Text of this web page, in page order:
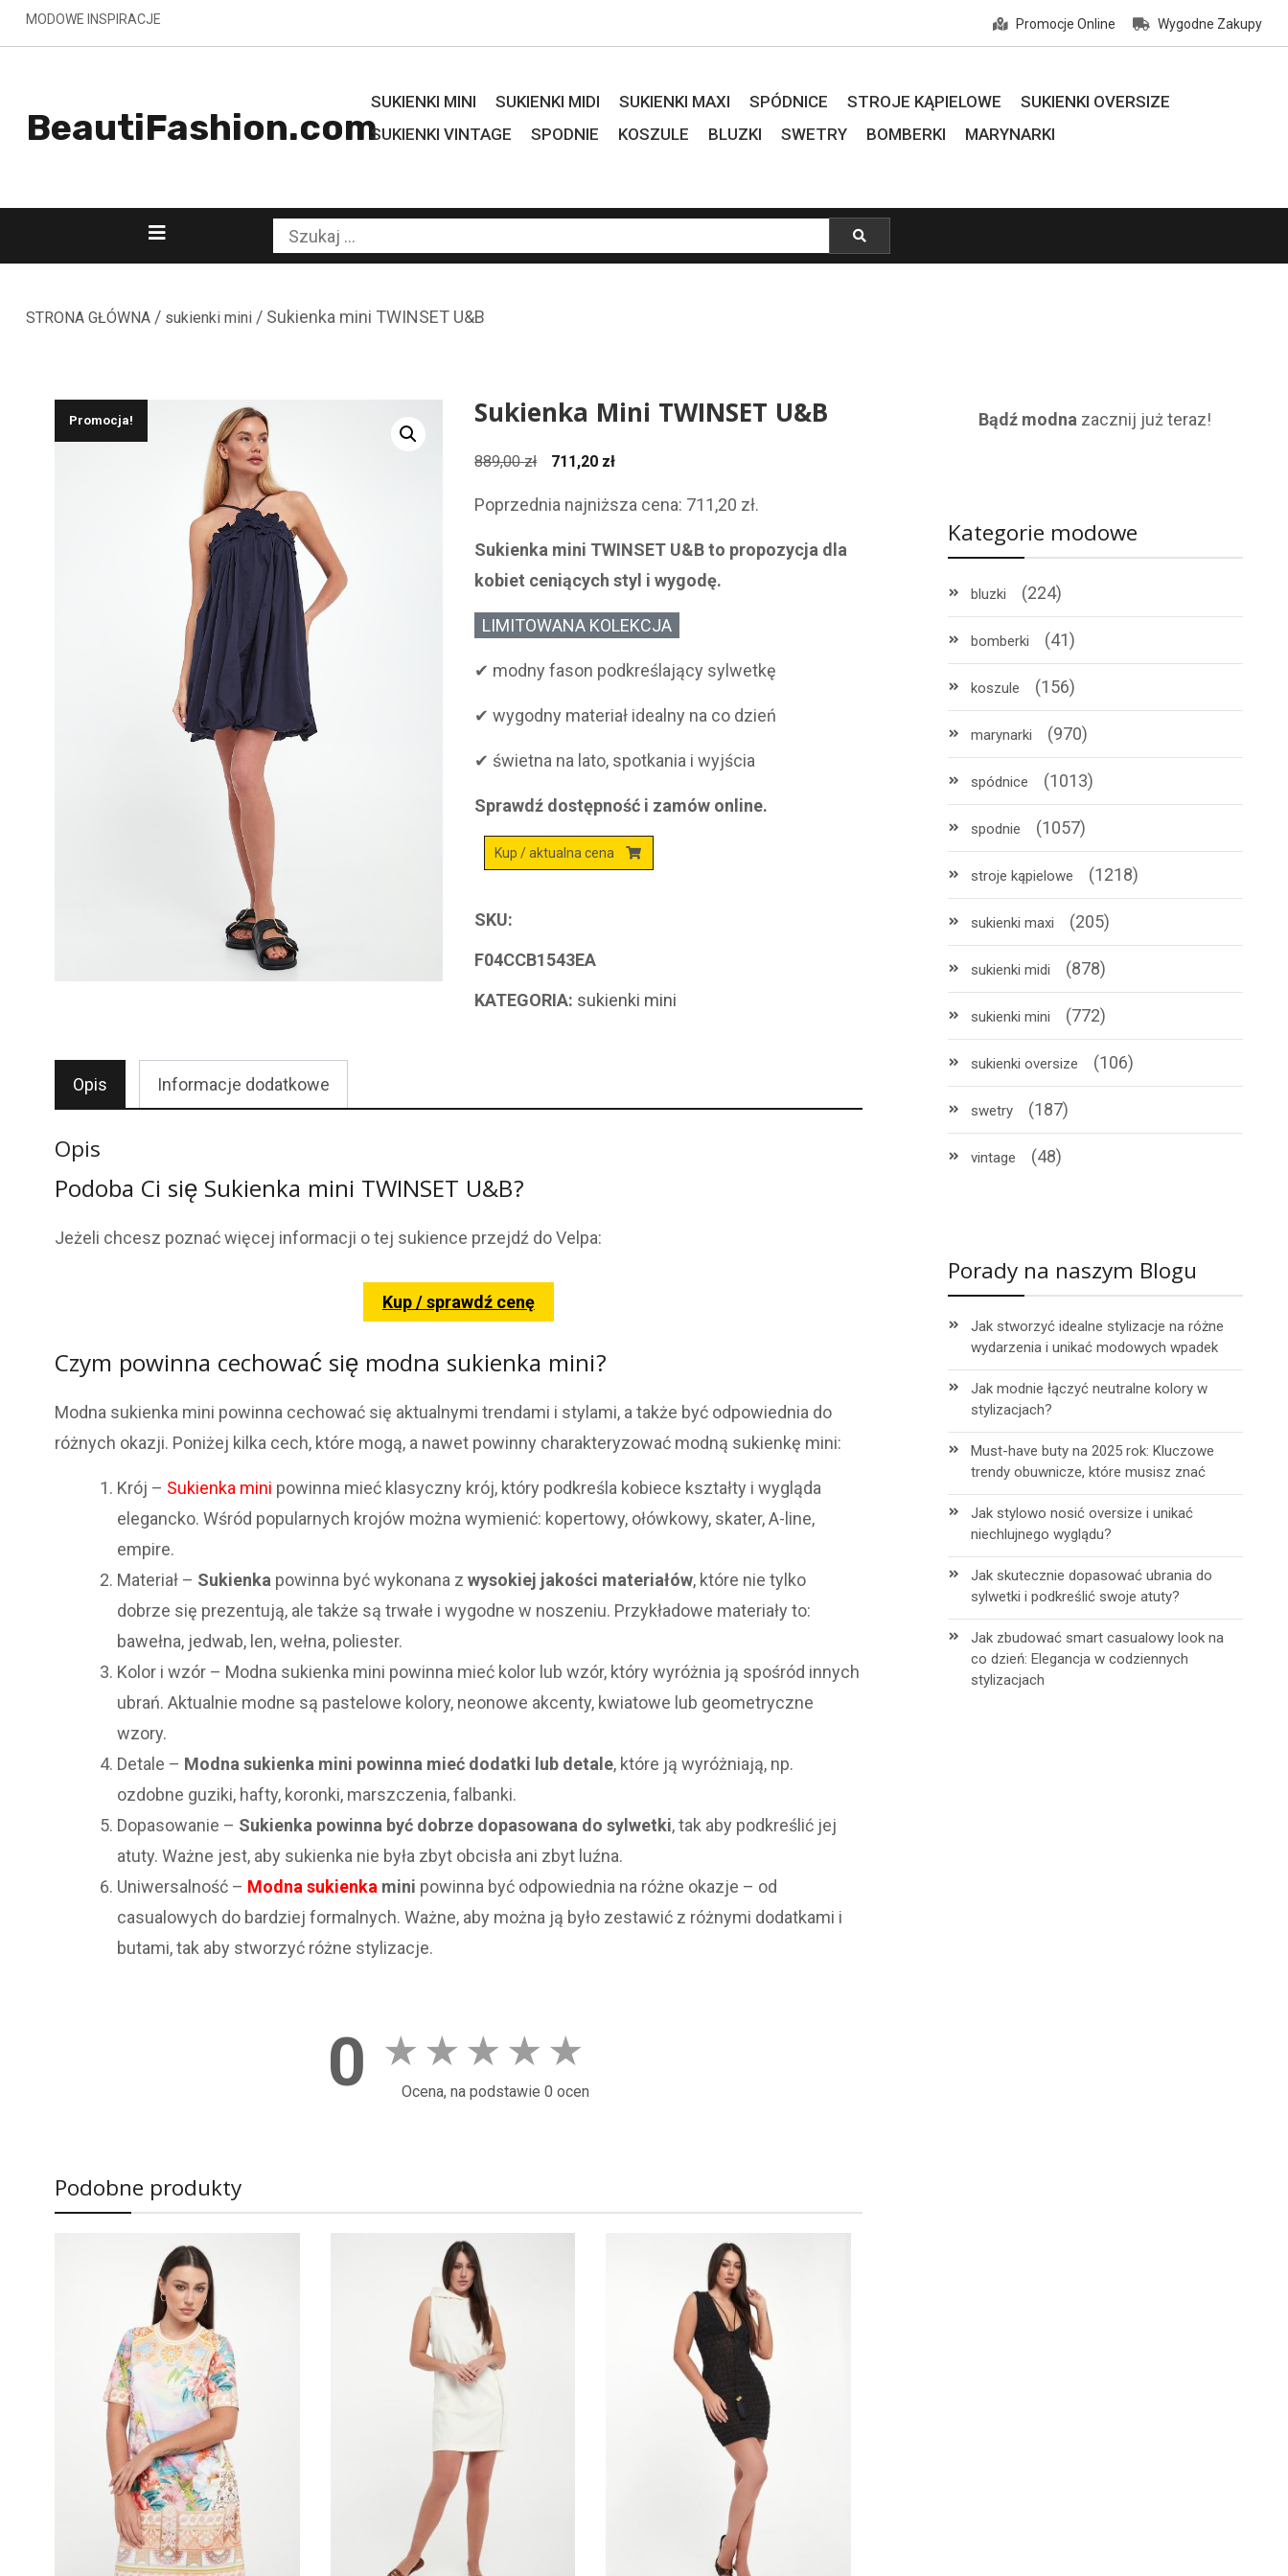
Skip
to
MODOWE INSPIRACJE Promocje Online Wygodne Zakupy
BeautiFashion.com
SUKIENKI MINI SUKIENKI MIDI SUKIENKI MAXI SPÓDNICE STROJE KĄPIELOWE
SUKIENKI OVERSIZE
SUKIENKI VINTAGE
SPODNIE KOSZULE BLUZKI SWETRY BOMBERKI MARYNARKI
Szukaj:
STRONA GŁÓWNA/ sukienki mini/ Sukienka mini TWINSET U&B
Promocja! Sukienka Mini TWINSET U&B
889,00zł
Pierwotna
wynosiła:
889,00 zł.
711,20 złAktualna
wynosi:
711,20 zł.
Poprzednia najniższa cena: 711,20 zł.
Sukienka mini TWINSET U&B to propozycja dla
kobiet ceniących styl i wygodę.
LIMITOWANA KOLEKCJA
✔ modny fason podkreślający sylwetkę
✔ wygodny materiał idealny na co dzień
✔ świetna na lato, spotkania i wyjścia
Sprawdź dostępność i zamów online.
Kup / aktualna cena
SKU:
F04CCB1543EA
KATEGORIA: sukienki mini
Opis Informacje dodatkowe
Opis
Podoba Ci się Sukienka mini TWINSET U&B?
Jeżeli chcesz poznać więcej informacji o tej sukience przejdź do Velpa:
Kup / sprawdź cenę
Czym powinna cechować się modna sukienka mini?
Modna sukienka mini powinna cechować się aktualnymi trendami i stylami, a także być odpowiednia do
różnych okazji. Poniżej kilka cech, które mogą, a nawet powinny charakteryzować modną sukienkę mini:
Krój – Sukienka mini powinna mieć klasyczny krój, który podkreśla kobiece kształty i wygląda
elegancko. Wśród popularnych krojów można wymienić: kopertowy, ołówkowy, skater, A-line,
empire.
Materiał – Sukienka powinna być wykonana z wysokiej jakości materiałów, które nie tylko
dobrze się prezentują, ale także są trwałe i wygodne w noszeniu. Przykładowe materiały to:
bawełna, jedwab, len, wełna, poliester.
Kolor i wzór – Modna sukienka mini powinna mieć kolor lub wzór, który wyróżnia ją spośród innych
ubrań. Aktualnie modne są pastelowe kolory, neonowe akcenty, kwiatowe lub geometryczne
wzory.
Detale – Modna sukienka mini powinna mieć dodatki lub detale, które ją wyróżniają, np.
ozdobne guziki, hafty, koronki, marszczenia, falbanki.
Dopasowanie – Sukienka powinna być dobrze dopasowana do sylwetki, tak aby podkreślić jej
atuty. Ważne jest, aby sukienka nie była zbyt obcisła ani zbyt luźna.
Uniwersalność – Modna sukienka mini powinna być odpowiednia na różne okazje – od
casualowych do bardziej formalnych. Ważne, aby można ją było zestawić z różnymi dodatkami i
butami, tak aby stworzyć różne stylizacje.
0 ★ ★ ★ ★ ★
Ocena, na podstawie 0 ocen
Podobne produkty
Bądź modna zacznij już teraz!
Kategorie modowe
bluzki (224)
bomberki (41)
koszule (156)
marynarki (970)
spódnice (1013)
spodnie (1057)
stroje kąpielowe (1218)
sukienki maxi (205)
sukienki midi (878)
sukienki mini (772)
sukienki oversize (106)
swetry (187)
vintage (48)
Porady na naszym Blogu
Jak stworzyć idealne stylizacje na różne
wydarzenia i unikać modowych wpadek
Jak modnie łączyć neutralne kolory w
stylizacjach?
Must-have buty na 2025 rok: Kluczowe
trendy obuwnicze, które musisz znać
Jak stylowo nosić oversize i unikać
niechlujnego wyglądu?
Jak skutecznie dopasować ubrania do
sylwetki i podkreślić swoje atuty?
Jak zbudować smart casualowy look na
co dzień: Elegancja w codziennych
stylizacjach